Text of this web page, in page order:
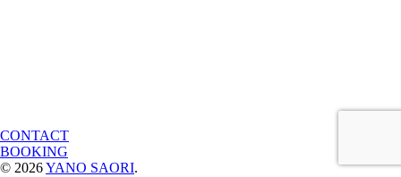
CONTACT
BOOKING
© 2026YANO SAORI.